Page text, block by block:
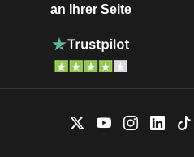
an Ihrer Seite